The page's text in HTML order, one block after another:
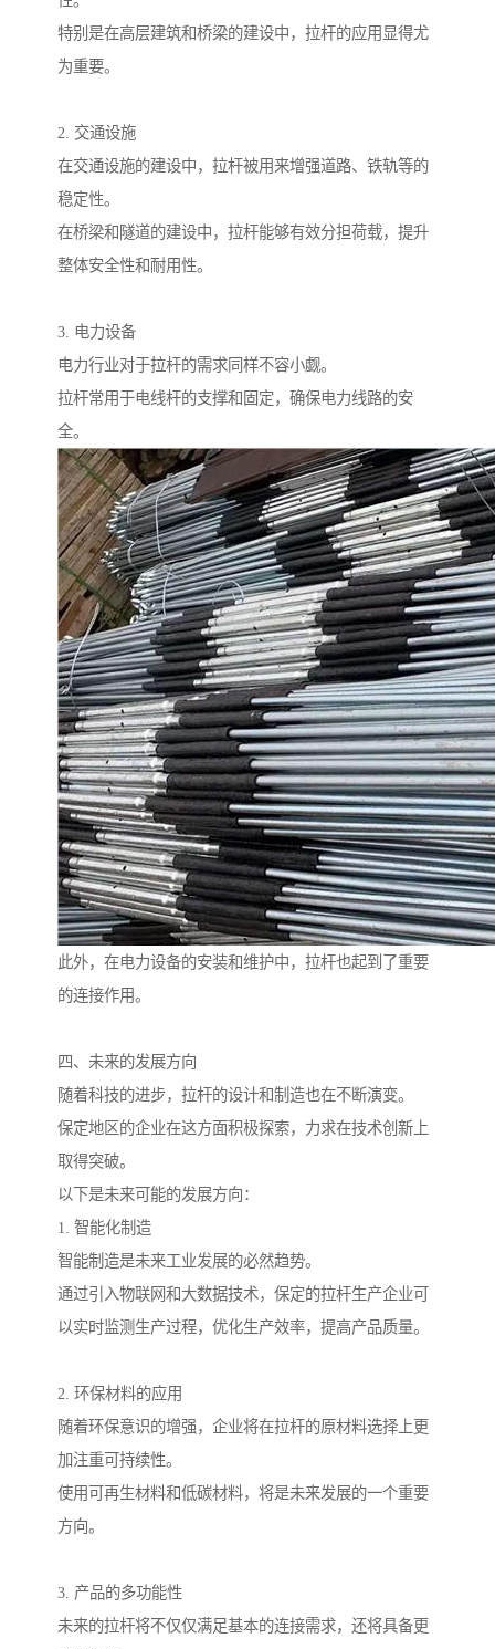
特别是在高层建筑和桥梁的建设中，拉杆的应用显得尤
为重要。
2. 交通设施
在交通设施的建设中，拉杆被用来增强道路、铁轨等的
稳定性。
在桥梁和隧道的建设中，拉杆能够有效分担荷载，提升
整体安全性和耐用性。
3. 电力设备
电力行业对于拉杆的需求同样不容小觑。
拉杆常用于电线杆的支撑和固定，确保电力线路的安
全。
此外，在电力设备的安装和维护中，拉杆也起到了重要
的连接作用。
四、未来的发展方向
随着科技的进步，拉杆的设计和制造也在不断演变。
保定地区的企业在这方面积极探索，力求在技术创新上
取得突破。
以下是未来可能的发展方向：
1. 智能化制造
智能制造是未来工业发展的必然趋势。
通过引入物联网和大数据技术，保定的拉杆生产企业可
以实时监测生产过程，优化生产效率，提高产品质量。
2. 环保材料的应用
随着环保意识的增强，企业将在拉杆的原材料选择上更
加注重可持续性。
使用可再生材料和低碳材料，将是未来发展的一个重要
方向。
3. 产品的多功能性
未来的拉杆将不仅仅满足基本的连接需求，还将具备更